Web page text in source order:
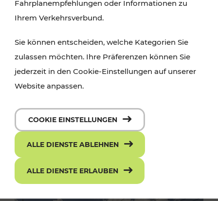
Fahrplanempfehlungen oder Informationen zu
Ihrem Verkehrsverbund.
Sie können entscheiden, welche Kategorien Sie
zulassen möchten. Ihre Präferenzen können Sie
jederzeit in den Cookie-Einstellungen auf unserer
Website anpassen.
COOKIE EINSTELLUNGEN
ALLE DIENSTE ABLEHNEN
ALLE DIENSTE ERLAUBEN